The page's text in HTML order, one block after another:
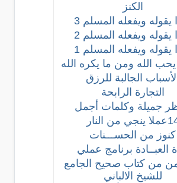
الكنز
يقوله ويفعله المسلم 3
يقوله ويفعله المسلم 2
يقوله ويفعله المسلم 1
الله ومن ما يكره الله
الأسباب الجالبة للرزق
التجارة الرابحة
جميلة وكلمات أجمل
من النار
كنوز من الحســـنات
العبــادة برنامج عملي
من كتاب صحيح الجامع
للشيخ الالباني